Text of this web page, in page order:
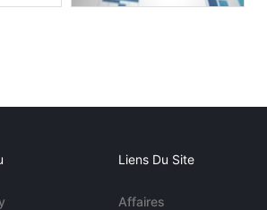
Liens Du Site
Affaires